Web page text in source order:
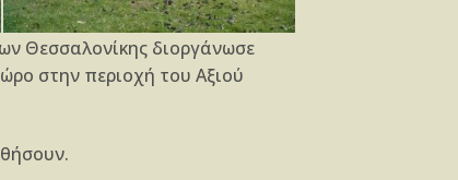
Θεσσαλονίκης διοργάνωσε
στην περιοχή του Αξιού